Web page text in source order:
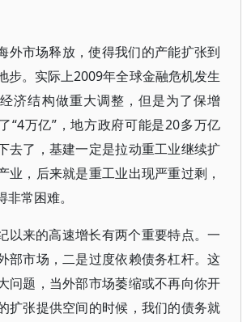
外市场释放，使得我们的产能扩张到
步。实际上2009年全球金融危机发生
济结构做重大调整，但是为了保增
“4万亿”，地方政府可能是20多万亿
去了，基建一定是拉动重工业继续扩
业，后来就是重工业出现严重过剩，
常困难。
以来的高速增长有两个重要特点。一
部市场，二是过度依赖债务杠杆。这
问题，当外部市场萎缩或不再向你开
扩张提供空间的时候，我们的债务就